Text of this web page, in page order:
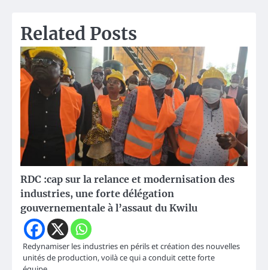
Related Posts
RDC :cap sur la relance et modernisation des
industries, une forte délégation
gouvernementale à l’assaut du Kwilu
Redynamiser les industries en périls et création des nouvelles
unités de production, voilà ce qui a conduit cette forte